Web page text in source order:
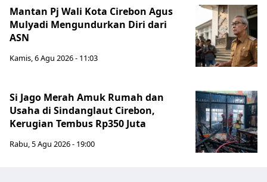
Mantan Pj Wali Kota Cirebon Agus
Mulyadi Mengundurkan Diri dari
ASN
Kamis, 6 Agu 2026 - 11:03
Si Jago Merah Amuk Rumah dan
Usaha di Sindanglaut Cirebon,
Kerugian Tembus Rp350 Juta
Rabu, 5 Agu 2026 - 19:00